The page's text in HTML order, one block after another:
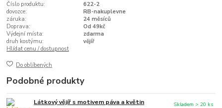
Číslo produktu:
622-2
dovozce:
RB-nakuplevne
záruka:
24 měsíců
Doprava:
Od 49kč
Výdejní místa:
zdarma
druh kostýmu:
vějíř
Hlídat cenu / dostupnost
Do oblíbených
Podobné produkty
Látkový vějíř s motivem páva a květin Skladem > 20 ks